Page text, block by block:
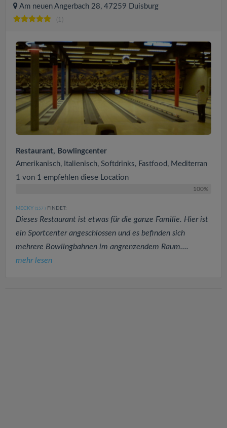
Am neuen Angerbach 28, 47259 Duisburg
(1)
Restaurant, Bowlingcenter
Amerikanisch, Italienisch, Softdrinks, Fastfood, Mediterran
1 von 1 empfehlen diese Location
100%
MECKY (157 ) FINDET:
Dieses Restaurant ist etwas für die ganze Familie. Hier ist
ein Sportcenter angeschlossen und es befinden sich
mehrere Bowlingbahnen im angrenzendem Raum....
mehr lesen